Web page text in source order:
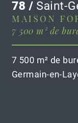
78 / Saint-
MAISON
7 500 m² de
7 500 m² de
Germain-en-